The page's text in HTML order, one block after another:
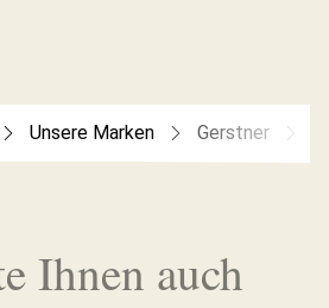
Unsere Marken Gerstner
Ihnen auch